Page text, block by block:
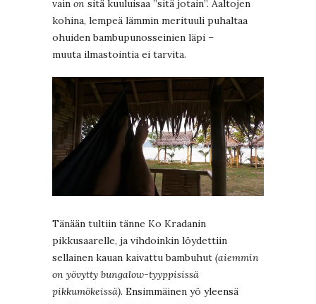
vain on sitä kuuluisaa ”sitä jotain”. Aaltojen
kohina, lempeä lämmin merituuli puhaltaa
ohuiden bambupunosseinien läpi –
muuta ilmastointia ei tarvita.
Tänään tultiin tänne Ko Kradanin
pikkusaarelle, ja vihdoinkin löydettiin
sellainen kauan kaivattu bambuhut (aiemmin
on yövytty bungalow-tyyppisissä
pikkumökeissä). Ensimmäinen yö yleensä